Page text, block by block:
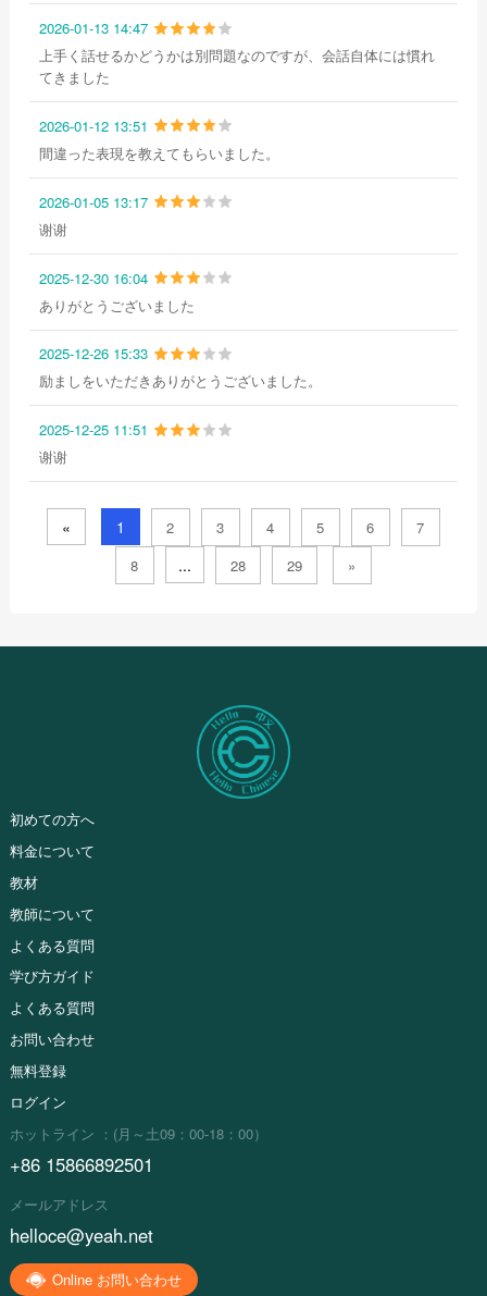
2026-01-13 14:47
上手く話せるかどうかは別問題なのですが、会話自体には慣れ
てきました
2026-01-12 13:51
間違った表現を教えてもらいました。
2026-01-05 13:17
谢谢
2025-12-30 16:04
ありがとうございました
2025-12-26 15:33
励ましをいただきありがとうございました。
2025-12-25 11:51
谢谢
« 1 2 3 4 5 6
7
8
... 28 29 »
初めての方へ
料金について
教材
教師について
よくある質問
学び方ガイド
よくある質問
お問い合わせ
無料登録
ログイン
ホットライン ：(月～土09：00-18：00）
+86 15866892501
メールアドレス
helloce@yeah.net
Online お問い合わせ